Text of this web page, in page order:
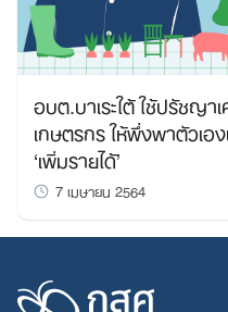
อบต.บาเระใต้ ใช้ปรัชญ
เกษตรกร ให้พึ่งพาตัวเอ
‘เพิ่มรายได้’
7 เมษายน 2564